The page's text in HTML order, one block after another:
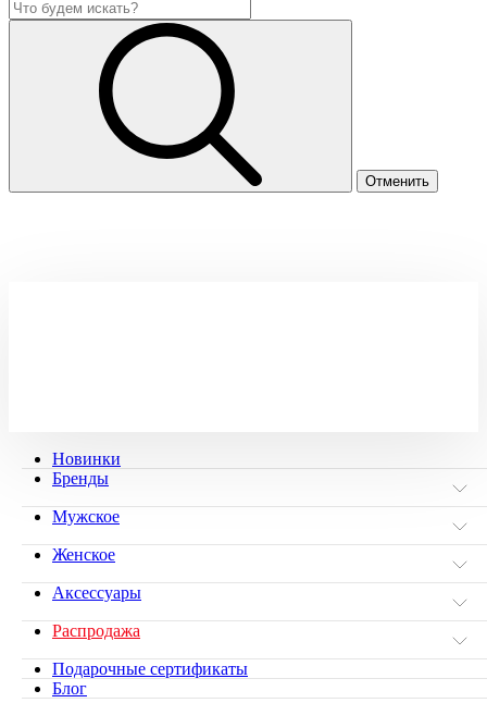
Новинки
Бренды
Мужское
Женское
Аксессуары
Распродажа
Подарочные сертификаты
Блог